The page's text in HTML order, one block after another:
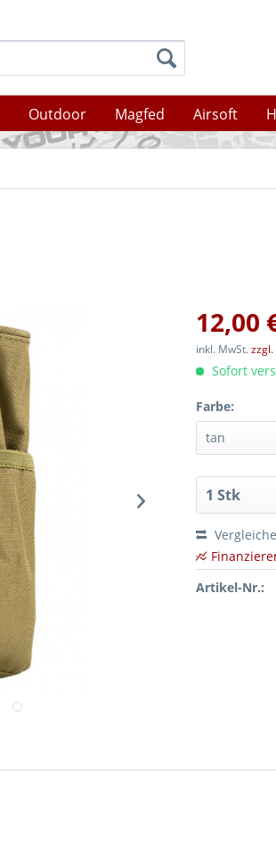
Outdoor Magfed Airsoft
12,00
inkl. MwSt.
Sofort
Farbe:
Artikel-Nr.: